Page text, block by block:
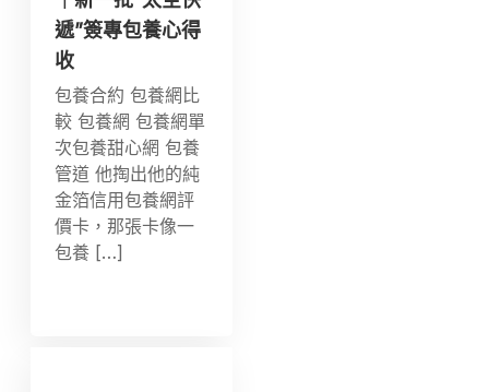
遞”簽專包養心得
收
包養合約 包養網比
較 包養網 包養網單
次包養甜心網 包養
管道 他掏出他的純
金箔信用包養網評
價卡，那張卡像一
包養 […]